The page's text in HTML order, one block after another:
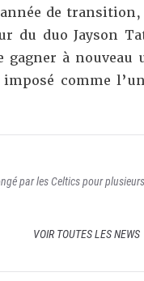
par les Celtics pour
année de
du duo Jayson
gagner à
imposé comme
VOIR TOUTES LES NEWS